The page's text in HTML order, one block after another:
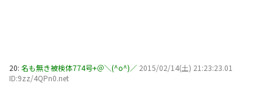
20: 名も無き被検体774号+＠＼(^o^)／ 2015/02/14(土) 21:23:23.01
ID:9zz/4QPn0.net